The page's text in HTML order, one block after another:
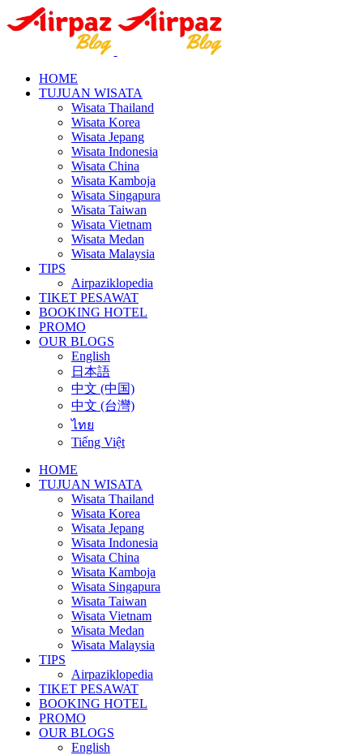
HOME
TUJUAN WISATA
Wisata Thailand
Wisata Korea
Wisata Jepang
Wisata Indonesia
Wisata China
Wisata Kamboja
Wisata Singapura
Wisata Taiwan
Wisata Vietnam
Wisata Medan
Wisata Malaysia
TIPS
Airpaziklopedia
TIKET PESAWAT
BOOKING HOTEL
PROMO
OUR BLOGS
English
日本語
中文 (中国)
中文 (台灣)
ไทย
Tiếng Việt
HOME
TUJUAN WISATA
Wisata Thailand
Wisata Korea
Wisata Jepang
Wisata Indonesia
Wisata China
Wisata Kamboja
Wisata Singapura
Wisata Taiwan
Wisata Vietnam
Wisata Medan
Wisata Malaysia
TIPS
Airpaziklopedia
TIKET PESAWAT
BOOKING HOTEL
PROMO
OUR BLOGS
English